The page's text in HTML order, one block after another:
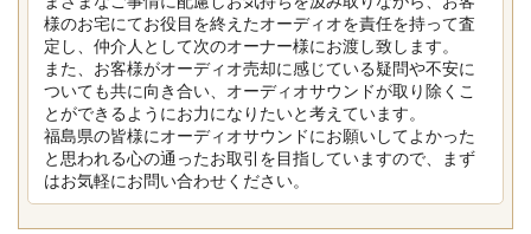
様のお宅にてお役目を終えたオーディオを責任を持って査
定し、仲介人として次のオーナー様にお渡し致します。
また、お客様がオーディオ売却に感じている疑問や不安に
ついても共に向き合い、オーディオサウンドが取り除くこ
とができるようにお力になりたいと考えています。
福島県の皆様にオーディオサウンドにお願いしてよかった
と思われる心の通ったお取引を目指していますので、まず
はお気軽にお問い合わせください。